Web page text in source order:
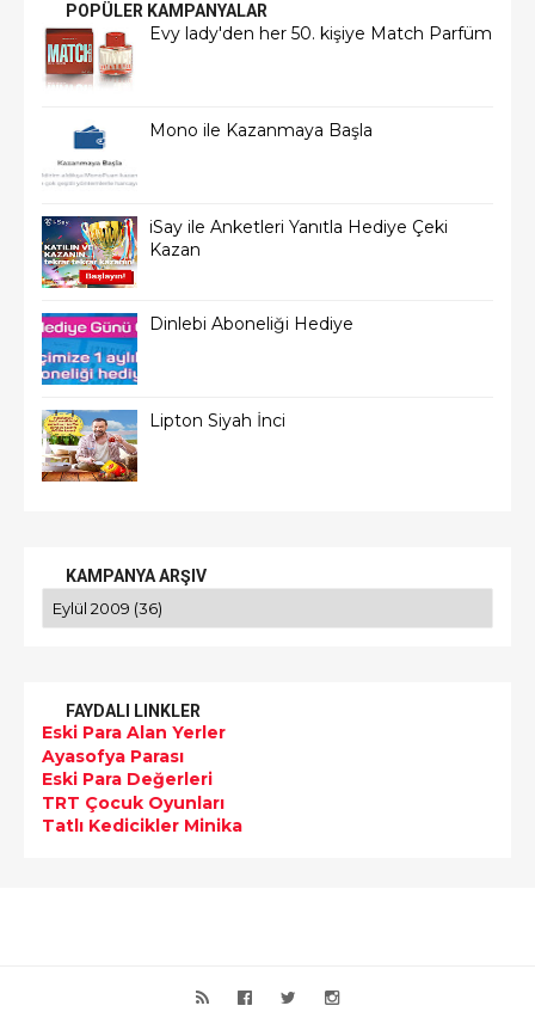
POPÜLER KAMPANYALAR
Evy lady'den her 50. kişiye Match Parfüm
Mono ile Kazanmaya Başla
iSay ile Anketleri Yanıtla Hediye Çeki
Kazan
Dinlebi Aboneliği Hediye
Lipton Siyah İnci
KAMPANYA ARŞIV
FAYDALI LINKLER
Eski Para Alan Yerler
Ayasofya Parası
Eski Para Değerleri
TRT Çocuk Oyunları
Tatlı Kedicikler Minika